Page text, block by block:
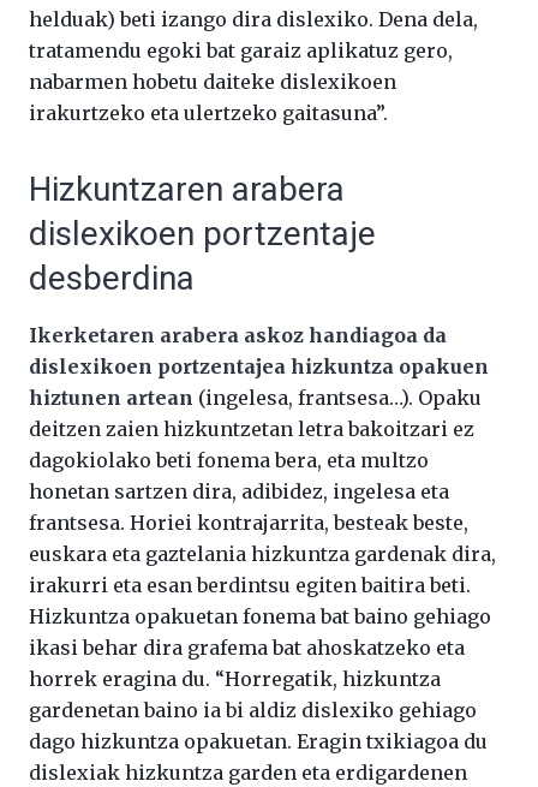
helduak) beti izango dira dislexiko. Dena dela,
tratamendu egoki bat garaiz aplikatuz gero,
nabarmen hobetu daiteke dislexikoen
irakurtzeko eta ulertzeko gaitasuna”.
Hizkuntzaren arabera
dislexikoen portzentaje
desberdina
Ikerketaren arabera askoz handiagoa da
dislexikoen portzentajea hizkuntza opakuen
hiztunen artean (ingelesa, frantsesa…). Opaku
deitzen zaien hizkuntzetan letra bakoitzari ez
dagokiolako beti fonema bera, eta multzo
honetan sartzen dira, adibidez, ingelesa eta
frantsesa. Horiei kontrajarrita, besteak beste,
euskara eta gaztelania hizkuntza gardenak dira,
irakurri eta esan berdintsu egiten baitira beti.
Hizkuntza opakuetan fonema bat baino gehiago
ikasi behar dira grafema bat ahoskatzeko eta
horrek eragina du. “Horregatik, hizkuntza
gardenetan baino ia bi aldiz dislexiko gehiago
dago hizkuntza opakuetan. Eragin txikiagoa du
dislexiak hizkuntza garden eta erdigardenen